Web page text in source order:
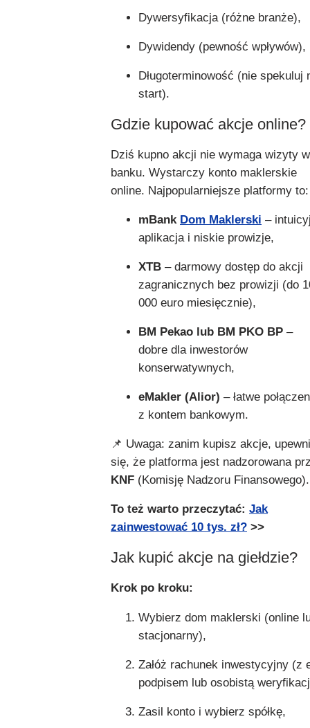
Dywersyfikacja (różne branże),
Dywidendy (pewność wpływów),
Długoterminowość (nie spekuluj
start).
Gdzie kupować akcje online?
Dziś kupno akcji nie wymaga wizyty w
banku. Wystarczy konto maklerskie
online. Najpopularniejsze platformy to:
mBank Dom Maklerski –
aplikacja i niskie prowizje,
XTB – darmowy dostęp do akcji
zagranicznych bez prowizji (do
000 euro miesięcznie),
BM Pekao lub BM PKO BP –
dobre dla inwestorów
konserwatywnych,
eMakler (Alior) – łatwe
z kontem bankowym.
📌 Uwaga: zanim kupisz akcje,
się, że platforma jest nadzorowana
KNF (Komisję Nadzoru Finansowego).
To też warto przeczytać: Jak
zainwestować 10 tys. zł? >>
Jak kupić akcje na giełdzie?
Krok po kroku:
Wybierz dom maklerski (online
stacjonarny),
Załóż rachunek inwestycyjny (z
podpisem lub osobistą
Zasil konto i wybierz spółkę,